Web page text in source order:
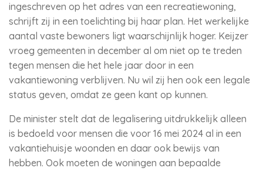
ingeschreven op het adres van een recreatiewoning,
schrijft zij in een toelichting bij haar plan. Het werkelijke
aantal vaste bewoners ligt waarschijnlijk hoger. Keijzer
vroeg gemeenten in december al om niet op te treden
tegen mensen die het hele jaar door in een
vakantiewoning verblijven. Nu wil zij hen ook een legale
status geven, omdat ze geen kant op kunnen.
De minister stelt dat de legalisering uitdrukkelijk alleen
is bedoeld voor mensen die voor 16 mei 2024 al in een
vakantiehuisje woonden en daar ook bewijs van
hebben. Ook moeten de woningen aan bepaalde